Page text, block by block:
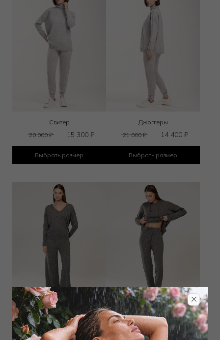
Свитер
20 000₽ 15 300₽
Выбрать размер
Джоггеры
21 000₽ 14 400₽
Выбрать размер
Свитер
22 000₽ 13 950₽
Джоггеры
23 000₽ 14 400 ₽